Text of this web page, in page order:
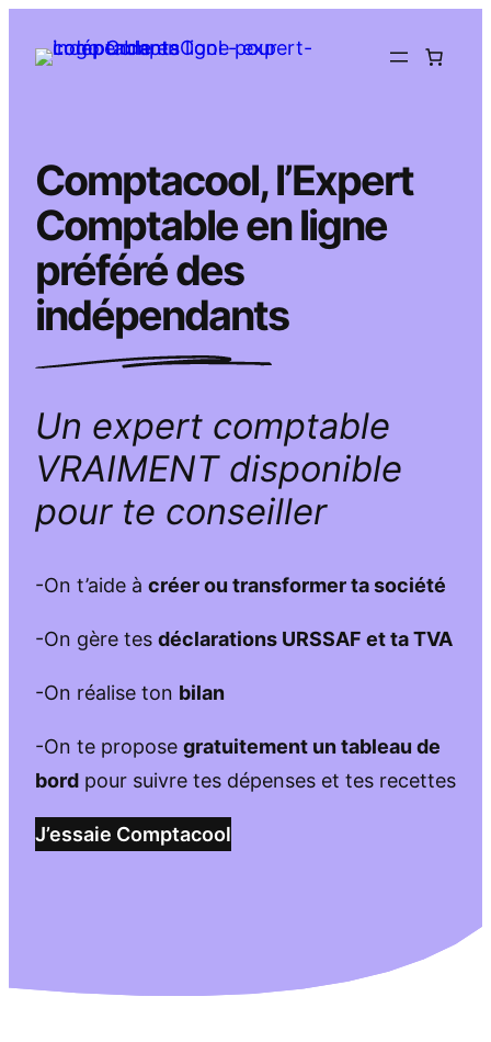
Comptacool, l’Expert
Comptable en ligne
préféré des
indépendants
Un expert comptable
VRAIMENT disponible
pour te conseiller
-On t’aide à créer ou transformer ta société
-On gère tes déclarations URSSAF et ta TVA
-On réalise ton bilan
-On te propose gratuitement un tableau de
bord pour suivre tes dépenses et tes recettes
J’essaie Comptacool